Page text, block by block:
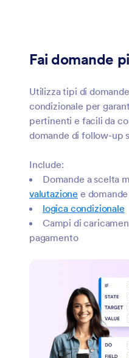
Fai domande
Utilizza tipi di
condizionale per
pertinenti e facili da
domande di follow-up
Include:
Domande a scelta
valutazione e
logica condizionale
Campi di
pagamento